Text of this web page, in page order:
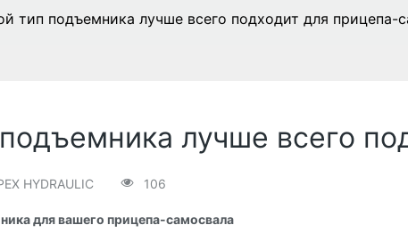
тип подъемника лучше всего подходит для прицепа-
лучше всего
HYDRAULIC 106
для вашего прицепа-самосвала